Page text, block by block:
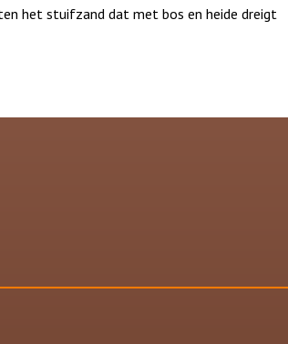
het stuifzand dat met bos en heide dreigt